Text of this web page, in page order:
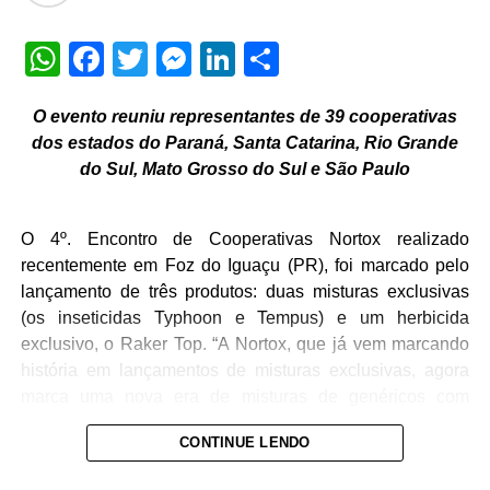
“O pós-Reurb é uma etapa decisiva. A regularização
precisa continuar sendo acompanhada para que os
ordenamento urbano, consolidar a segurança jurídica das
famílias e ampliar os benefícios sociais, urbanísticos e
econômicos gerados por esse processo”, afirmou
Além de garantir segurança jurídica aos moradores, a
Regularização Fundiária Urbana tem sido apontada
como um instrumento capaz de reduzir desigualdades e
impulsionar o desenvolvimento local.
Hospital Estadual Santa Casa retoma
atendimento a novos pacientes
WhatsApp
Facebook
TwitterMessenger
LinkedIn
O evento reuniu representantes de 39 cooperativas
dos estados do Paraná, Santa Catarina, Rio Grande
do Sul, Mato Grosso do Sul e São Paulo
O 4º. Encontro de Cooperativas Nortox realizado
recentemente em Foz do Iguaçu (PR), foi marcado pelo
lançamento de três produtos: duas misturas exclusivas
(os inseticidas Typhoon e Tempus) e um herbicida
exclusivo, o Raker Top. “A Nortox, que já vem marcando
história em lançamentos de misturas exclusivas, agora
moléculas sob patente. Isso demonstra mais uma vez que
a empresa tem sua estratégia bem definida. O
CONTINUE LENDO